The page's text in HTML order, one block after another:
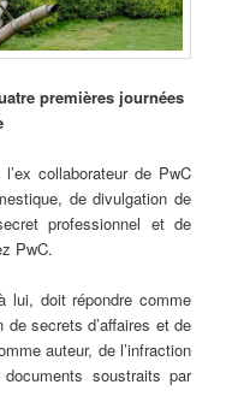
premières journées
collaborateur de PwC
de divulgation de
professionnel et de
PwC.
lui, doit répondre comme
secrets d’affaires et de
auteur, de l’infraction
soustraits par